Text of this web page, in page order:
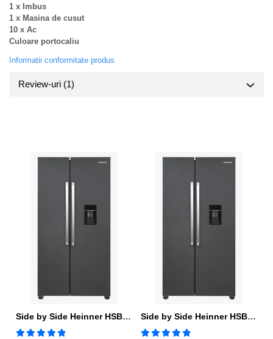
1 x Imbus
1 x Masina de cusut
10 x Ac
Culoare portocaliu
Informatii conformitate produs
Review-uri (1)
Side by Side Heinner HSBS-HM439NFINVDGWDE++, Total No Frost, Compresor Inverter, Dozator Apa, Display Touch LED, 439 L, Clasa E, Gri Antracit Texturat Side by Side Heinner HSBS-HM439NFINVDGWDE++, Total No Frost, Compresor Inverter, Dozator Apa, Display Touch LED, 439 L, Clasa E, Gri Antracit Texturat